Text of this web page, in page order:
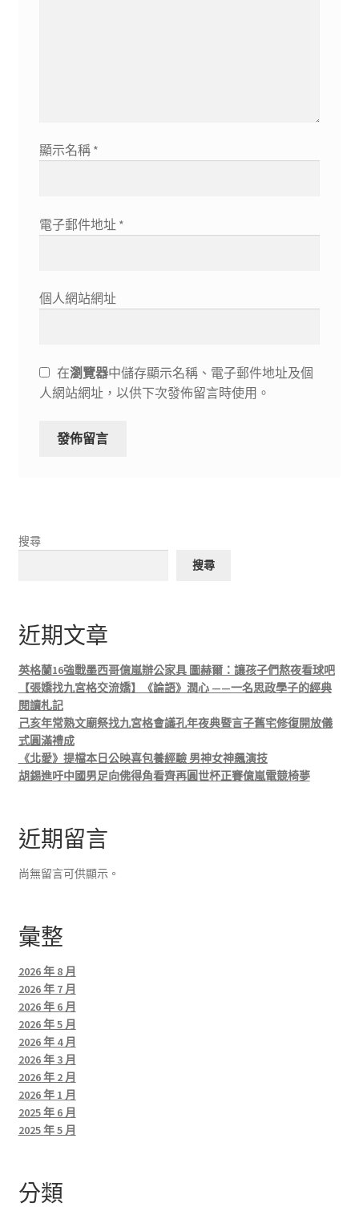
顯示名稱 *
電子郵件地址 *
個人網站網址
在瀏覽器中儲存顯示名稱、電子郵件地址及個
人網站網址，以供下次發佈留言時使用。
搜尋
搜尋
近期文章
英格蘭16強戰墨西哥億嵐辦公家具 圖赫爾：讓孩子們熬夜看球吧
【張嬌找九宮格交流嬌】《論語》潤心 ——一名思政學子的經典
閱讀札記
己亥年常熟文廟祭找九宮格會議孔年夜典暨言子舊宅修復開放儀
式圓滿禮成
《北愛》提檔本日公映喜包養經驗 男神女神飆演技
胡錫進吁中國男足向佛得角看齊再圓世杯正賽億嵐電競椅夢
近期留言
尚無留言可供顯示。
彙整
2026 年 8 月
2026 年 7 月
2026 年 6 月
2026 年 5 月
2026 年 4 月
2026 年 3 月
2026 年 2 月
2026 年 1 月
2025 年 6 月
2025 年 5 月
分類